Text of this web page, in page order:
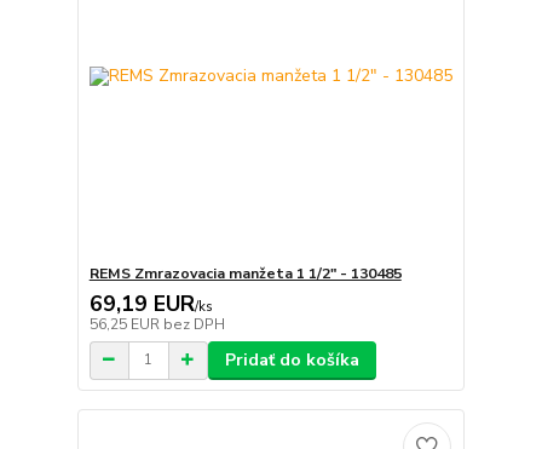
REMS Zmrazovacia manžeta 1 1/2" - 130485
69,19 EUR/ks
56,25 EUR bez DPH
Pridať do košíka